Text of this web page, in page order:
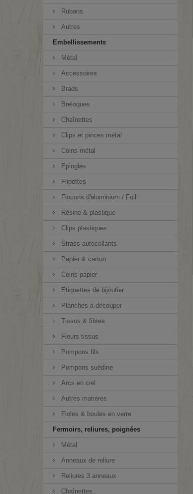
Rubans
Autres
Embellissements
Métal
Accessoires
Brads
Breloques
Chaînettes
Clips et pinces métal
Coins métal
Epingles
Flipettes
Flocons d'aluminium / Foil
Résine & plastique
Clips plastiques
Strass autocollants
Papier & carton
Coins papier
Etiquettes de bijoutier
Planches à découper
Tissus & fibres
Fleurs tissus
Pompons fils
Pompons suédine
Arcs en ciel
Autres matières
Fioles & boules en verre
Fermoirs, reliures, poignées
Métal
Anneaux de reliure
Reliures 3 anneaux
Chaînettes